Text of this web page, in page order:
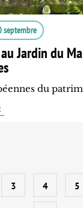
septembre
Jardin du
du
3 4 5